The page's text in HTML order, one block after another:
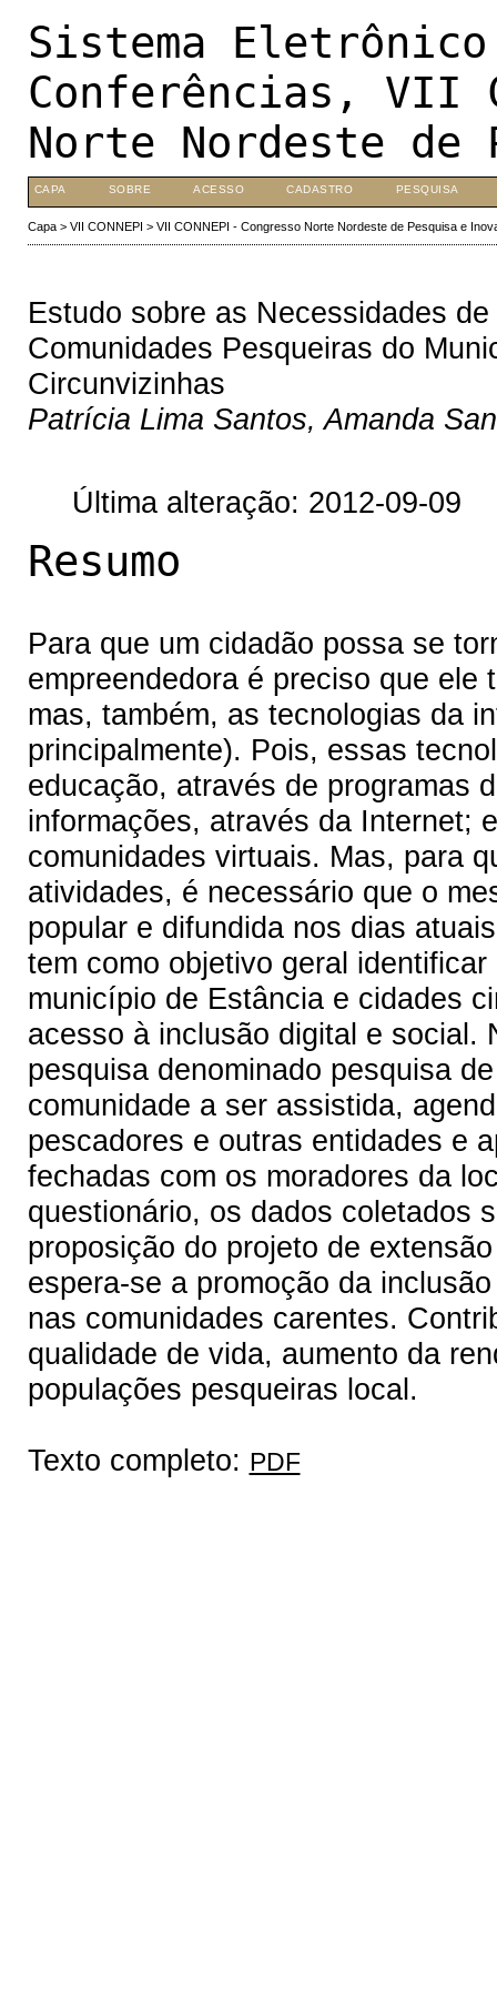
Sistema
Conferências, VII
Norte Nordeste de
CAPA SOBRE ACESSO CADASTRO PESQUISA
Capa> VII CONNEPI > VII CONNEPI - Congresso Norte Nordeste de Pesquisa e
Estudo sobre as Necessidades
Comunidades Pesqueiras do
Circunvizinhas
Patrícia Lima Santos, Amanda
Última alteração: 2012-09-09
Resumo
Para que um cidadão possa se
empreendedora é preciso que
mas, também, as tecnologias da
principalmente). Pois, essas
educação, através de programas
informações, através da Internet;
comunidades virtuais. Mas, para
atividades, é necessário que o
popular e difundida nos dias
tem como objetivo geral
município de Estância e cidades
acesso à inclusão digital e social.
pesquisa denominado pesquisa
comunidade a ser assistida,
pescadores e outras entidades e
fechadas com os moradores da
questionário, os dados coletados
proposição do projeto de
espera-se a promoção da
nas comunidades carentes.
qualidade de vida, aumento da
populações pesqueiras local.
Texto completo: PDF